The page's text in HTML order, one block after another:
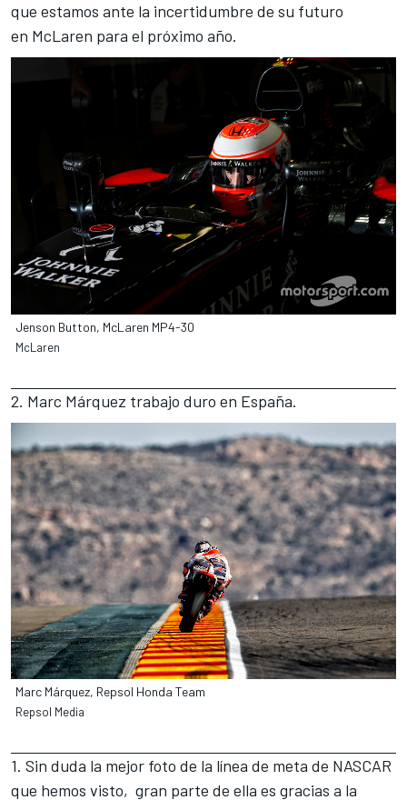
que estamos ante la incertidumbre de su futuro
en McLaren para el próximo año.
Jenson Button, McLaren MP4-30
McLaren
2. Marc Márquez trabajo duro en España.
Marc Márquez, Repsol Honda Team
Repsol Media
1. Sin duda la mejor foto de la línea de meta de NASCAR
que hemos visto, gran parte de ella es gracias a la